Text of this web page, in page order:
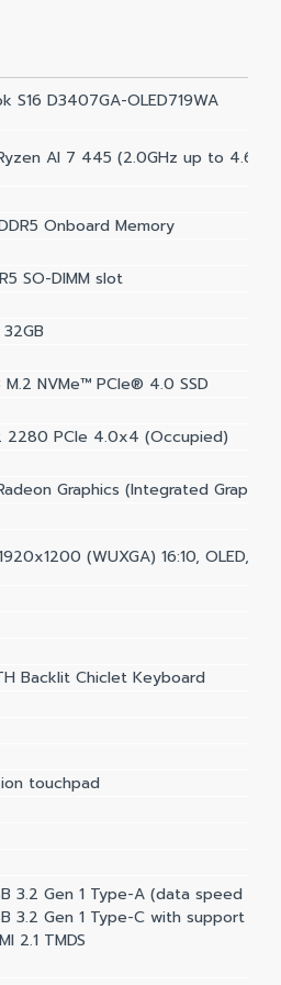
S16 D3407GA-OLED719WA
AI 7 445 (2.0GHz up to
Onboard Memory
SO-DIMM slot
M.2 NVMe™ PCIe® 4.0 SSD
2280 PCIe 4.0x4 (Occupied)
Graphics (Integrated Graphics)
(WUXGA) 16:10, OLED,
Backlit Chiclet Keyboard
touchpad
3.2 Gen 1 Type-A (data speed up
3.2 Gen 1 Type-C with support
2.1 TMDS